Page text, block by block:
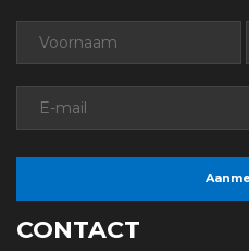
CONTACT